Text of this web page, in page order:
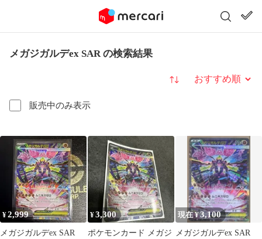
メガジガルデex SAR の検索結果
販売中のみ表示
並び替え
¥2,999
メガジガルデex SAR
¥3,300
ポケモンカード メガジ
現在 ¥3,100
メガジガルデex SAR